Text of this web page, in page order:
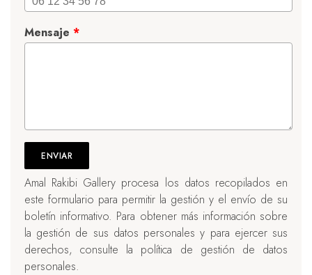
Mensaje *
Amal Rakibi Gallery procesa los datos recopilados en
este formulario para permitir la gestión y el envío de su
boletín informativo. Para obtener más información sobre
la gestión de sus datos personales y para ejercer sus
derechos, consulte la política de gestión de datos
personales.